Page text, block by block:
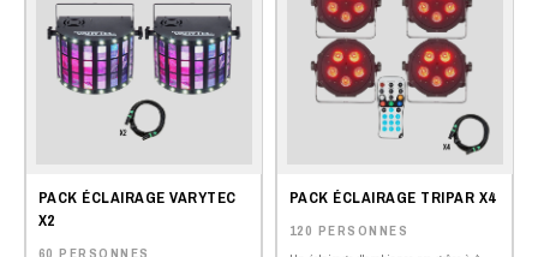
PACK ÉCLAIRAGE VARYTEC
X2
PACK ÉCLAIRAGE TRIPAR X4
120 PERSONNES